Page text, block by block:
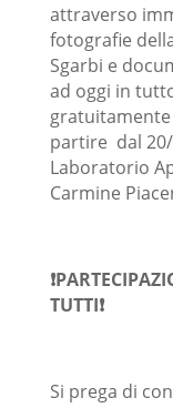
attraverso
fotografie
Sgarbi e
ad oggi in
gratuitamente
partire dal
Laboratorio
Carmine
TUTTI❗
Si prega di